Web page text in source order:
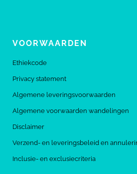
VOORWAARDEN
Ethiekcode
Privacy statement
Algemene leveringsvoorwaarden
Algemene voorwaarden wandelingen
Disclaimer
Verzend- en leveringsbeleid en
Inclusie- en exclusiecriteria